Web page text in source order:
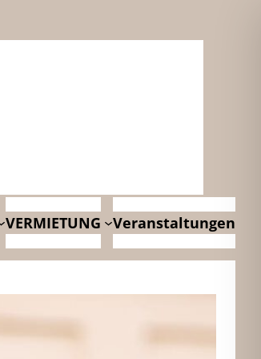
VERMIETUNG Veranstaltungen